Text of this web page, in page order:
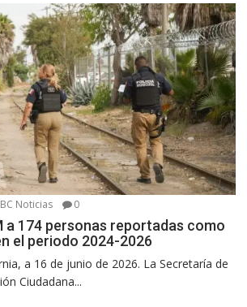
Noticias 0
a 174 personas reportadas como
el periodo 2024-2026
a 16 de junio de 2026. La Secretaría de
Ciudadana...